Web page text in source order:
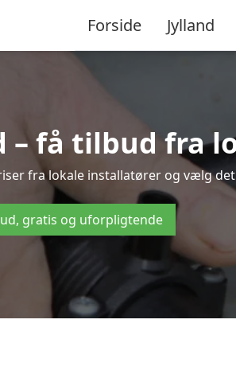
Forside Jylland
– få tilbud fra
fra lokale installatører og vælg
gratis og uforpligtende